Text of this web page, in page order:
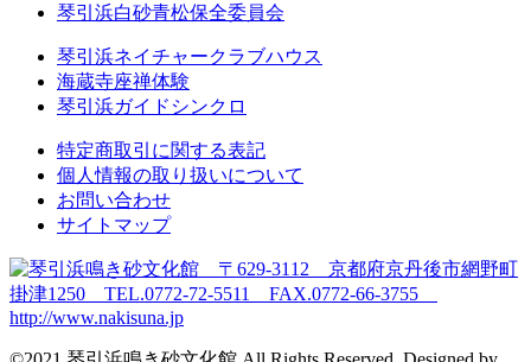
琴引浜白砂青松保全委員会
琴引浜ネイチャークラブハウス
海蔵寺座禅体験
琴引浜ガイドシンクロ
特定商取引に関する表記
個人情報の取り扱いについて
お問い合わせ
サイトマップ